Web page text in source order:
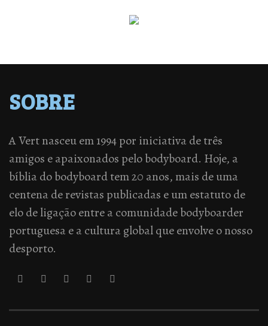
SOBRE
A Vert nasceu em 1994 por iniciativa de três
amigos e apaixonados pelo bodyboard. Hoje, a
bíblia do bodyboard tem 20 anos, mais de uma
centena de revistas publicadas e um estatuto de
elo de ligação entre a comunidade bodyboarder
portuguesa e a cultura global que envolve o nosso
desporto.